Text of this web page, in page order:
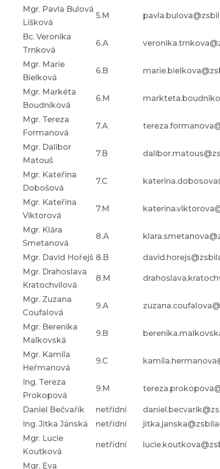
Mgr. Pavla Bulová
Lišková
5.M
Bc. Veronika
Trnková
6.A
Mgr. Marie
Bielková
6.B
Mgr. Markéta
Boudníková
6.M
Mgr. Tereza
Formanová
7.A
Mgr. Dalibor
Matouš
7.B
Mgr. Kateřina
Dobošová
7.C
Mgr. Kateřina
Viktorová
7.M
Mgr. Klára
Smetanová
8.A
Mgr. David Hořejš 8.B
Mgr. Drahoslava
Kratochvílová
8.M
Mgr. Zuzana
Coufalová
9.A
Mgr. Berenika
Malkovská
9.B
Mgr. Kamila
Heřmanová
9.C
Ing. Tereza
Prokopová
9.M
Daniel Bečvařík netřídní
Ing. Jitka Jánská
netřídní
Mgr. Lucie
Koutková
netřídní
Mgr. Eva